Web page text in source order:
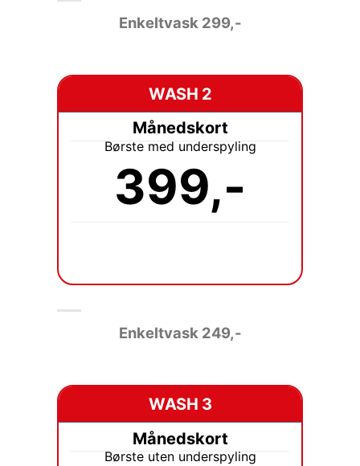
Enkeltvask 299,-
WASH 2
Månedskort
Børste med underspyling
399,-
Enkeltvask 249,-
WASH 3
Månedskort
Børste uten underspyling